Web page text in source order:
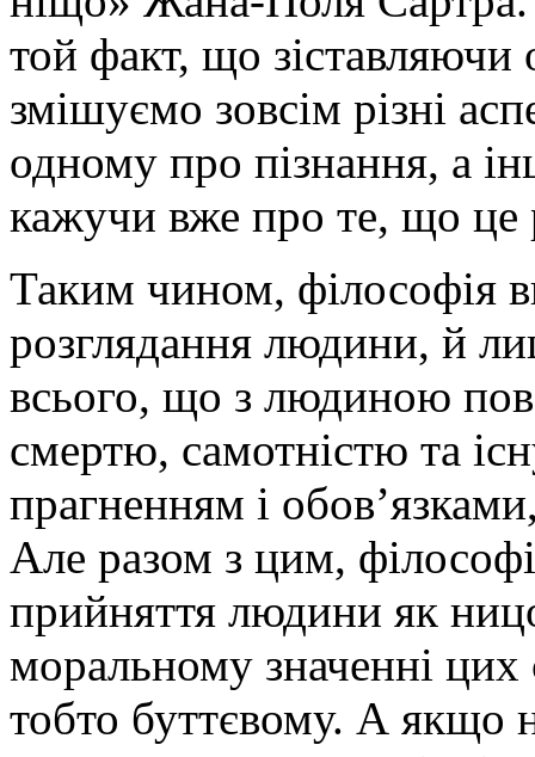
той факт, що зіставляючи
змішуємо зовсім різні
одному про пізнання, а
кажучи вже про те, що це
Таким чином, філософія
розглядання людини, й
всього, що з людиною
смертю, самотністю та
прагненням і
Але разом з цим,
прийняття людини як
моральному значенні цих
тобто буттєвому. А якщо